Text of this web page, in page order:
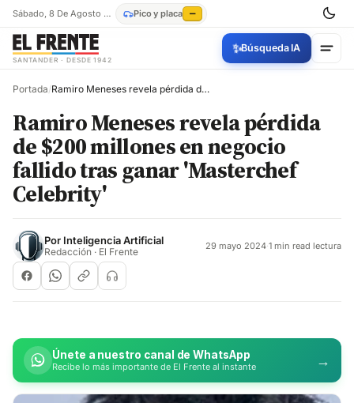
Sábado, 8 De Agosto De 2026 Pico y placa —
SANTANDER · DESDE 1942
✨Búsqueda IA
Portada/ Ramiro Meneses revela pérdida de $200 millones en negocio fallido tras ganar 'Masterchef Celebrity'
Ramiro Meneses revela pérdida
de $200 millones en negocio
fallido tras ganar 'Masterchef
Celebrity'
Por Inteligencia Artificial
Redacción · El Frente 29 mayo 2024·1 min read lectura
Únete a nuestro canal de WhatsApp
Recibe lo más importante de El Frente al instante →